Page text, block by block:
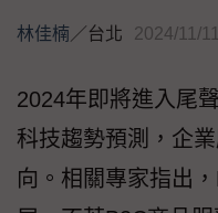
林佳楠／台北 2024/11/11
2024年即將進入尾
科技趨勢預測，企
向。相關專家指出